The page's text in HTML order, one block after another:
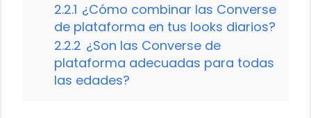
2.2.1 ¿Cómo combinar las Converse
de plataforma en tus looks diarios?
2.2.2 ¿Son las Converse de
plataforma adecuadas para todas
las edades?